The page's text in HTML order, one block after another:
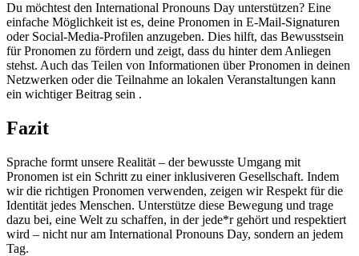
Du möchtest den International Pronouns Day unterstützen? Eine
einfache Möglichkeit ist es, deine Pronomen in E-Mail-Signaturen
oder Social-Media-Profilen anzugeben. Dies hilft, das Bewusstsein
für Pronomen zu fördern und zeigt, dass du hinter dem Anliegen
stehst. Auch das Teilen von Informationen über Pronomen in deinen
Netzwerken oder die Teilnahme an lokalen Veranstaltungen kann
ein wichtiger Beitrag sein .
Fazit
Sprache formt unsere Realität – der bewusste Umgang mit
Pronomen ist ein Schritt zu einer inklusiveren Gesellschaft. Indem
wir die richtigen Pronomen verwenden, zeigen wir Respekt für die
Identität jedes Menschen. Unterstütze diese Bewegung und trage
dazu bei, eine Welt zu schaffen, in der jede*r gehört und respektiert
wird – nicht nur am International Pronouns Day, sondern an jedem
Tag.